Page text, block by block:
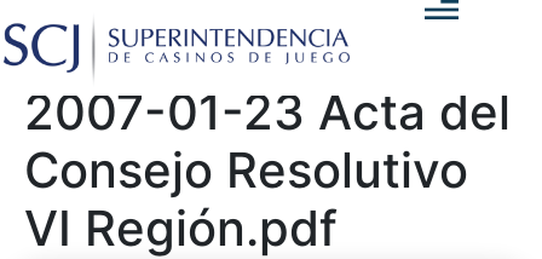
2007-01-23 Acta del
Consejo Resolutivo
VI Región.pdf